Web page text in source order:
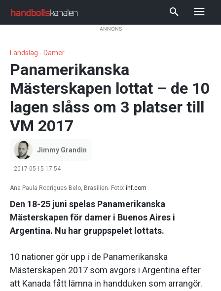
ANNONS
Landslag - Damer
Panamerikanska
Mästerskapen lottat – de 10
lagen slåss om 3 platser till
VM 2017
Jimmy Grandin
2017-05-15 17:54
Ana Paula Rodrigues Belo, Brasilien. Foto: ihf.com
Den 18-25 juni spelas Panamerikanska
Mästerskapen för damer i Buenos Aires i
Argentina. Nu har gruppspelet lottats.
10 nationer gör upp i de Panamerikanska
Mästerskapen 2017 som avgörs i Argentina efter
att Kanada fått lämna in handduken som arrangör.